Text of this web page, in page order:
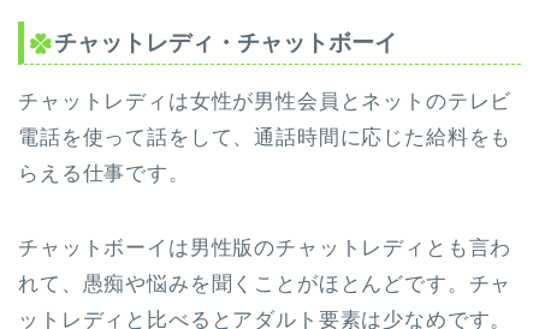
チャットレディ・チャットボーイ
チャットレディは女性が男性会員とネットのテレビ
電話を使って話をして、通話時間に応じた給料をも
らえる仕事です。
チャットボーイは男性版のチャットレディとも言わ
れて、愚痴や悩みを聞くことがほとんどです。チャ
ットレディと比べるとアダルト要素は少なめです。